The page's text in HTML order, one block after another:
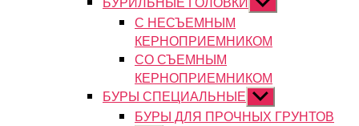
подменю
С НЕСЪЕМНЫМ
КЕРНОПРИЕМНИКОМ
СО СЪЕМНЫМ
КЕРНОПРИЕМНИКОМ
БУРЫ СПЕЦИАЛЬНЫЕ Показывать
подменю
БУРЫ ДЛЯ ПРОЧНЫХ ГРУНТОВ